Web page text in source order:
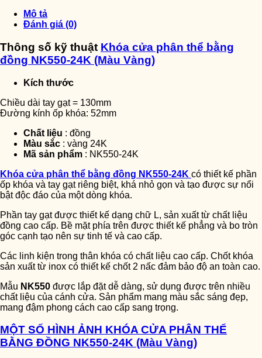
Mô tả
Đánh giá (0)
Thông số kỹ thuật Khóa cửa phân thể bằng
đồng NK550-24K (Màu Vàng)
Kích thước
Chiều dài tay gạt = 130mm
Đường kính ốp khóa: 52mm
Chất liệu : đồng
Màu sắc : vàng 24K
Mã sản phẩm : NK550-24K
Khóa cửa phân thể bằng đồng NK550-24K có thiết kế phần
ốp khóa và tay gạt riêng biệt, khá nhỏ gọn và tạo được sự nổi
bật độc đáo của một dòng khóa.
Phần tay gạt được thiết kế dạng chữ L, sản xuất từ chất liệu
đồng cao cấp. Bề mặt phía trên được thiết kế phẳng và bo tròn
góc cạnh tạo nên sự tinh tế và cao cấp.
Các linh kiện trong thân khóa có chất liệu cao cấp. Chốt khóa
sản xuất từ inox có thiết kế chốt 2 nấc đảm bảo độ an toàn cao.
Mẫu NK550 được lắp đặt dễ dàng, sử dụng được trên nhiều
chất liệu của cánh cửa. Sản phẩm mang màu sắc sáng đẹp,
mang đậm phong cách cao cấp sang trọng.
MỘT SỐ HÌNH ẢNH KHÓA CỬA PHÂN THỂ
BẰNG ĐỒNG NK550-24K (Màu Vàng)